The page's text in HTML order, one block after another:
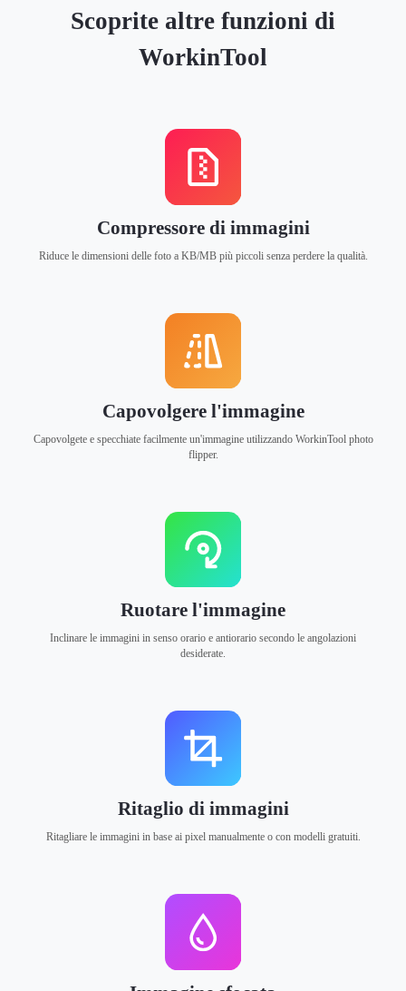
Scoprite altre funzioni di
WorkinTool
Compressore di immagini
Riduce le dimensioni delle foto a KB/MB più piccoli senza perdere la qualità.
Capovolgere l'immagine
Capovolgete e specchiate facilmente un'immagine utilizzando WorkinTool photo
flipper.
Ruotare l'immagine
Inclinare le immagini in senso orario e antiorario secondo le angolazioni
desiderate.
Ritaglio di immagini
Ritagliare le immagini in base ai pixel manualmente o con modelli gratuiti.